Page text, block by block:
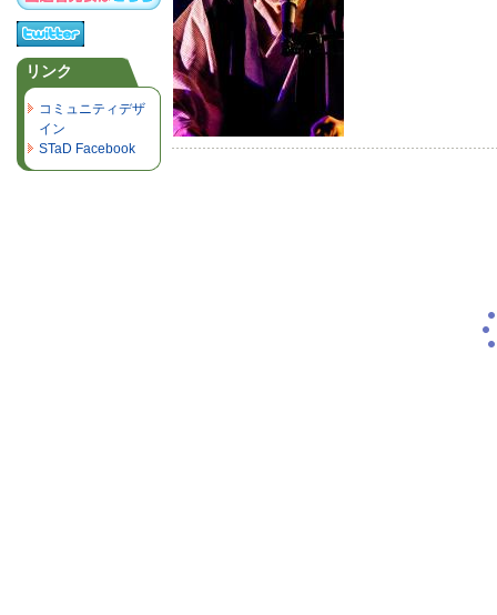
リンク
コミュニティデザ
イン
STaD Facebook